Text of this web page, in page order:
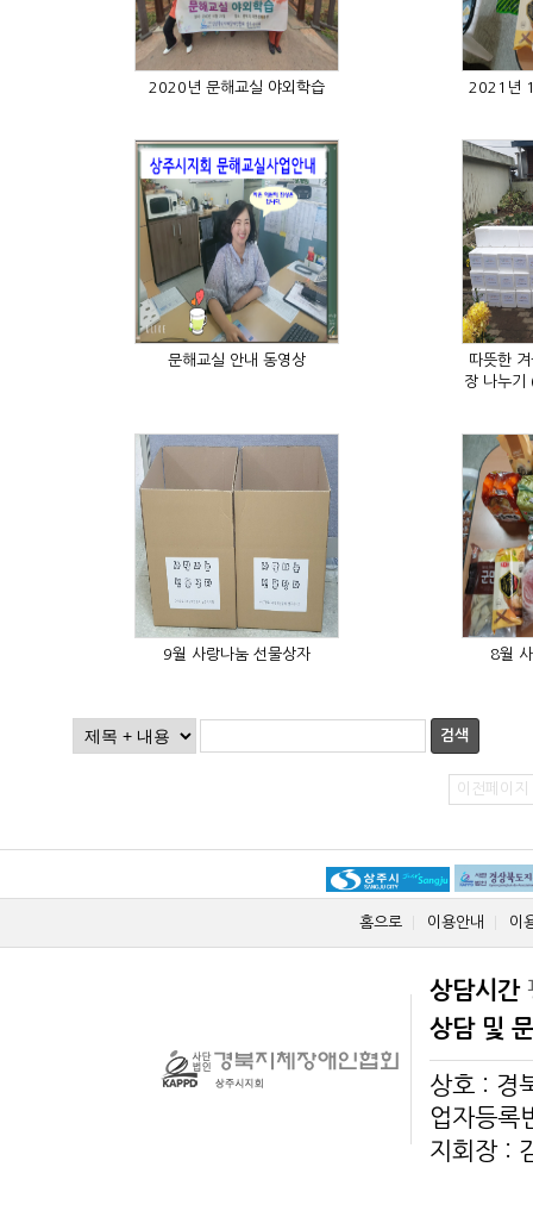
2020년 문해교실 야외학습
문해교실 안내 동영상
9월 사랑나눔 선물상자 8월
검색
이전페이지
홈으로 이용안내 이
상담시간
상담 및
상호 : 경
업자등
지회장 :